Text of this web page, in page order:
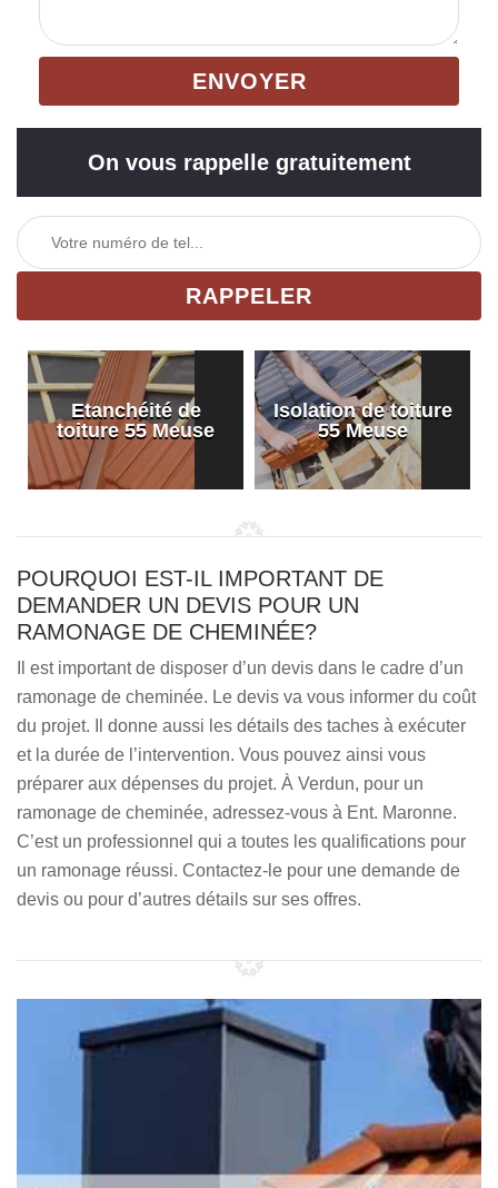
On vous rappelle gratuitement
Etanchéité de
toiture 55 Meuse
Isolation de toiture
55 Meuse
POURQUOI EST-IL IMPORTANT DE
DEMANDER UN DEVIS POUR UN
RAMONAGE DE CHEMINÉE?
Il est important de disposer d’un devis dans le cadre d’un
ramonage de cheminée. Le devis va vous informer du coût
du projet. Il donne aussi les détails des taches à exécuter
et la durée de l’intervention. Vous pouvez ainsi vous
préparer aux dépenses du projet. À Verdun, pour un
ramonage de cheminée, adressez-vous à Ent. Maronne.
C’est un professionnel qui a toutes les qualifications pour
un ramonage réussi. Contactez-le pour une demande de
devis ou pour d’autres détails sur ses offres.